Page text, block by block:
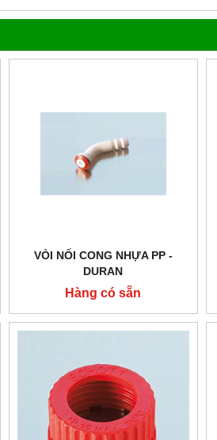
VÒI NỐI CONG NHỰA PP -
DURAN
Hàng có sẵn